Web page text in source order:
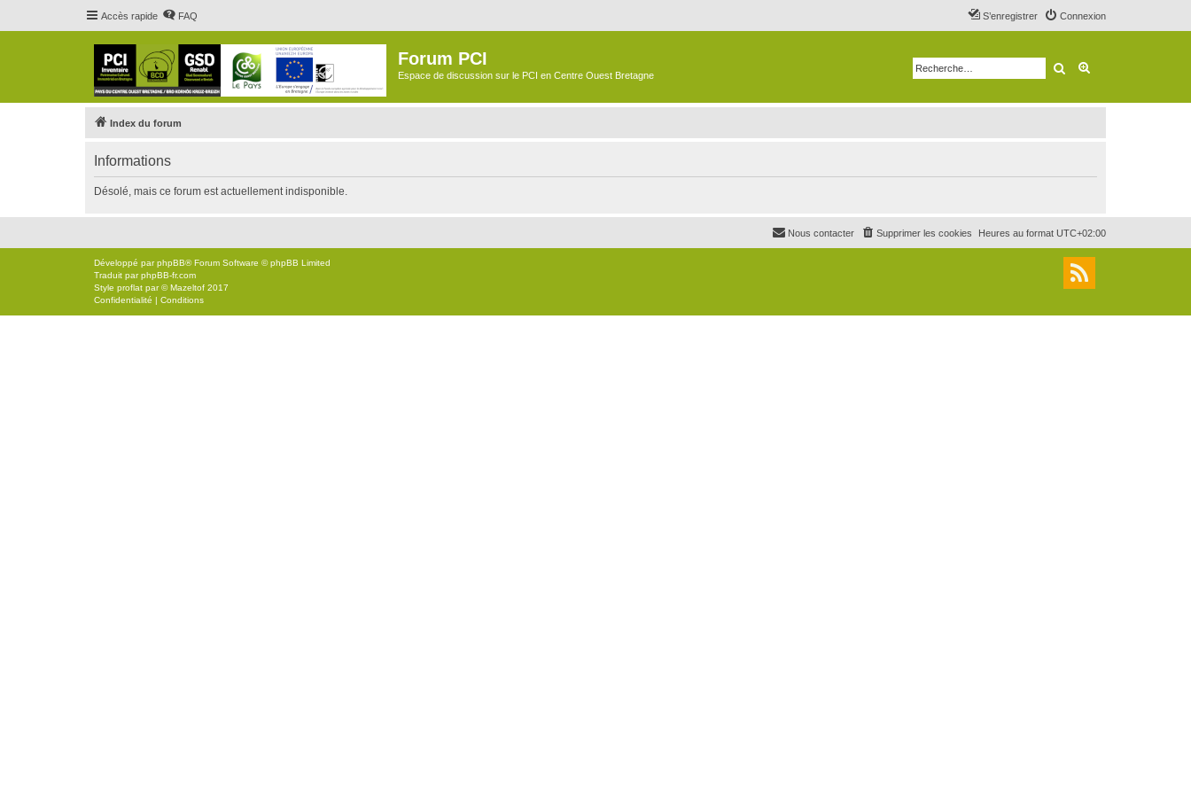
Accès rapide FAQ Connexion
S’enregistrer
Forum PCI
Espace de discussion sur le PCI en Centre Ouest Bretagne Rechercher
Index du forum
Informations
Désolé, mais ce forum est actuellement indisponible.
Heures au format UTC+02:00
Supprimer les cookies
Nous contacter
Développé parphpBB® Forum Software © phpBB Limited
Traduit parphpBB-fr.com
Style proflat par ©Mazeltof 2017
Confidentialité | Conditions